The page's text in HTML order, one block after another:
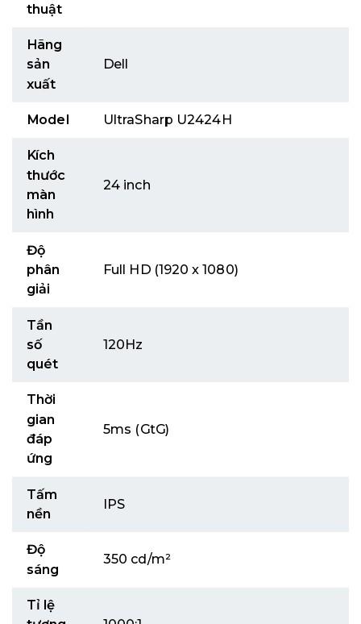
thuật
Hãng
sản
xuất
Dell
Model UltraSharp U2424H
Kích
thước
màn
hình
24 inch
Độ
phân
giải
Full HD (1920 x 1080)
Tần
số
quét
120Hz
Thời
gian
đáp
ứng
5ms (GtG)
Tấm
nền
IPS
Độ
sáng
350 cd/m²
Tỉ lệ